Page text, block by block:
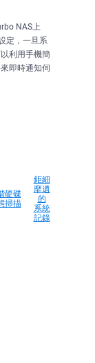
NAS上
定，一旦系
利用手機簡
即時通知伺
硬碟
掃描
鉅細
靡遺
的
系統
記錄